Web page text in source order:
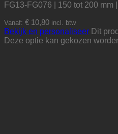
FG13-FG076 | 150 tot 200 mm
Vanaf: € 10,80 incl. btw
Bekijk en personaliseer Dit
Deze optie kan gekozen